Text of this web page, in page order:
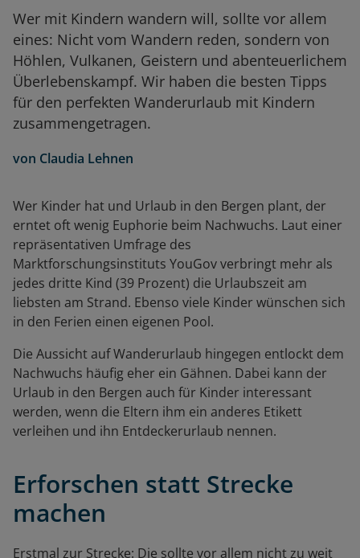
Wer mit Kindern wandern will, sollte vor allem
eines: Nicht vom Wandern reden, sondern von
Höhlen, Vulkanen, Geistern und abenteuerlichem
Überlebenskampf. Wir haben die besten Tipps
für den perfekten Wanderurlaub mit Kindern
zusammengetragen.
von Claudia Lehnen
Wer Kinder hat und Urlaub in den Bergen plant, der
erntet oft wenig Euphorie beim Nachwuchs. Laut einer
repräsentativen Umfrage des
Marktforschungsinstituts YouGov verbringt mehr als
jedes dritte Kind (39 Prozent) die Urlaubszeit am
liebsten am Strand. Ebenso viele Kinder wünschen sich
in den Ferien einen eigenen Pool.
Die Aussicht auf Wanderurlaub hingegen entlockt dem
Nachwuchs häufig eher ein Gähnen. Dabei kann der
Urlaub in den Bergen auch für Kinder interessant
werden, wenn die Eltern ihm ein anderes Etikett
verleihen und ihn Entdeckerurlaub nennen.
Erforschen statt Strecke
machen
Erstmal zur Strecke: Die sollte vor allem nicht zu weit